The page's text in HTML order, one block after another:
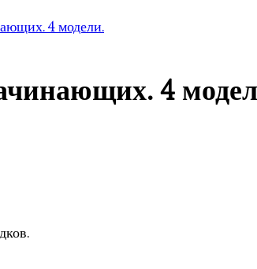
4 модели.
4